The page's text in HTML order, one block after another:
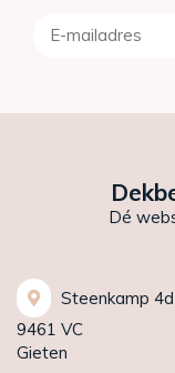
Dé
Steenkamp 4d
9461 VC
Gieten